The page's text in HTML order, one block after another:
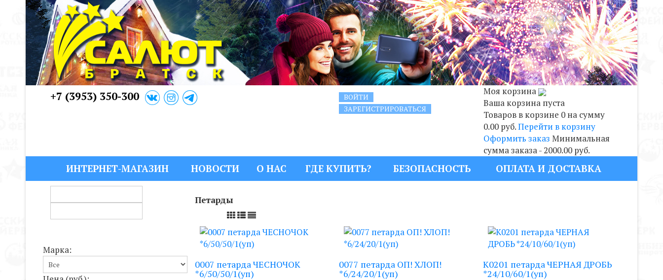
+7 (3953) 350-300
ВОЙТИ
ЗАРЕГИСТРИРОВАТЬСЯ
Моя корзина
Ваша корзина пуста
Товаров в корзине 0 на сумму
0.00 руб.Перейти в корзину
Оформить заказ Минимальная
сумма заказа - 2000.00 руб.
ИНТЕРНЕТ-МАГАЗИН НОВОСТИ О НАС ГДЕ КУПИТЬ? БЕЗОПАСНОСТЬ ОПЛАТА И ДОСТАВКА
Марка:
Петарды
0007 петарда ЧЕСНОЧОК
*6/50/50/1(уп)
0077 петарда ОП! ХЛОП!
*6/24/20/1(уп)
K0201 петарда ЧЕРНАЯ ДРОБЬ
*24/10/60/1(уп)